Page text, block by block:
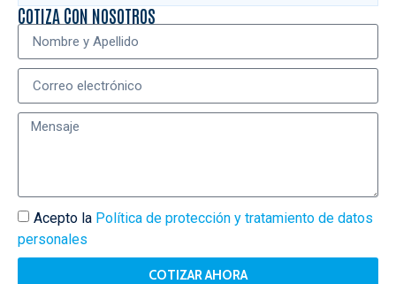
COTIZA CON NOSOTROS
Acepto la Política de protección y tratamiento de datos
personales
COTIZAR AHORA